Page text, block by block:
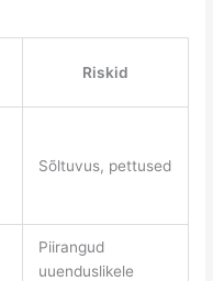
Riskid
Sõltuvus, pettused
Piirangud
uuenduslikele